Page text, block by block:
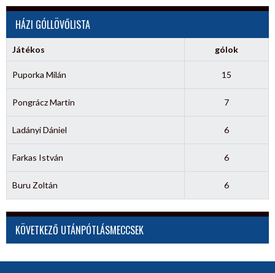
HÁZI GÓLLÖVŐLISTA
Játékos gólok
Puporka Milán 15
Pongrácz Martin 7
Ladányi Dániel 6
Farkas István 6
Buru Zoltán 6
KÖVETKEZŐ UTÁNPÓTLÁSMECCSEK